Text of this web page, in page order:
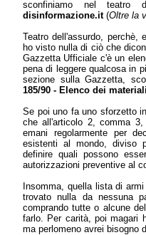
sconfiniamo nel teatro
disinformazione.it(Oltre la
Teatro dell'assurdo, perchè,
ho visto nulla di ciò che
Gazzetta Ufficiale c'è un
pena di leggere qualcosa in
sezione sulla Gazzetta,
185/90 - Elenco dei
Se poi uno fa uno sforzetto
che all'articolo 2, comma
emani regolarmente per
esistenti al mondo, diviso
definire quali possono
autorizzazioni preventive al
Insomma, quella lista di
trovato nulla da nessuna
comprando tutte o alcune
farlo. Per carità, poi magari
ma perlomeno avrei bisogno